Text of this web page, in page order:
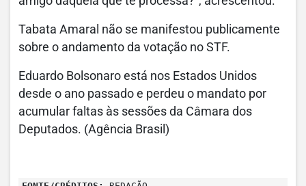
Tabata Amaral não se manifestou publicamente
sobre o andamento da votação no STF.
Eduardo Bolsonaro está nos Estados Unidos
desde o ano passado e perdeu o mandato por
acumular faltas às sessões da Câmara dos
Deputados. (Agência Brasil)